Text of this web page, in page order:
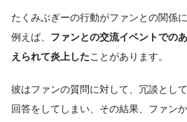
たくみぶぎーの行動がファンとの関係
例えば、 ファンとの交流イベントでの
えられて炎上したことがあります。
彼はファンの質問に対して、冗談とし
回答をしてしまい、その結果、ファン